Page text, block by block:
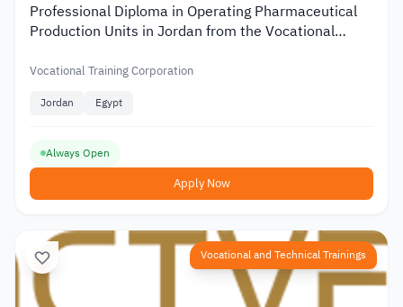
Professional Diploma in Operating Pharmaceutical
Production Units in Jordan from the Vocational
Vocational Training Corporation
Jordan Egypt
Always Open
Apply Now
Vocational and Technical Trainings